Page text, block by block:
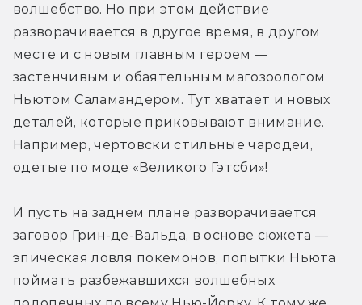
волшебство. Но при этом действие
разворачивается в другое время, в другом
месте и с новым главным героем —
застенчивым и обаятельным магозоологом
Ньютом Саламандером. Тут хватает и новых
деталей, которые приковывают внимание.
Например, чертовски стильные чародеи,
одетые по моде «Великого Гэтсби»!
И пусть на заднем плане разворачивается
заговор Грин-де-Вальда, в основе сюжета —
эпическая ловля покемонов, попытки Ньюта
поймать разбежавшихся волшебных